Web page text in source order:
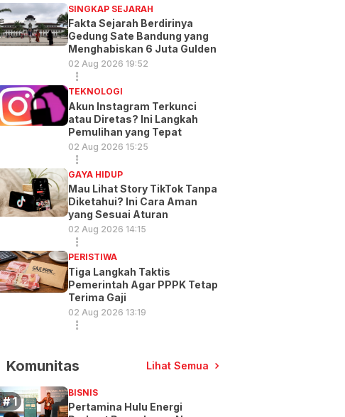
SINGKAP SEJARAH
Fakta Sejarah Berdirinya
Gedung Sate Bandung yang
Menghabiskan 6 Juta Gulden
02 Aug 2026 19:52
TEKNOLOGI
Akun Instagram Terkunci
atau Diretas? Ini Langkah
Pemulihan yang Tepat
02 Aug 2026 15:25
GAYA HIDUP
Mau Lihat Story TikTok Tanpa
Diketahui? Ini Cara Aman
yang Sesuai Aturan
02 Aug 2026 14:15
PERISTIWA
Tiga Langkah Taktis
Pemerintah Agar PPPK Tetap
Terima Gaji
02 Aug 2026 13:19
Komunitas Lihat Semua
BISNIS
Pertamina Hulu Energi